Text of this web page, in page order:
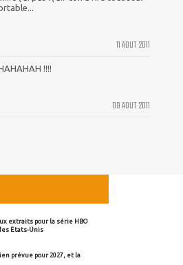
11 AOUT 2011
!!!!
09 AOUT 2011
extraits pour la série HBO
Etats-Unis
prévue pour 2027, et la